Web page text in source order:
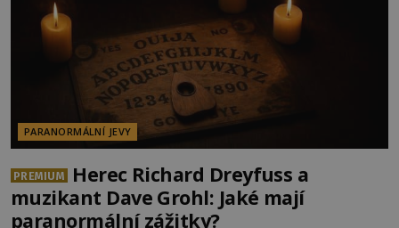
PARANORMÁLNÍ JEVY
PREMIUM
Herec Richard Dreyfuss a
muzikant Dave Grohl: Jaké mají
paranormální zážitky?